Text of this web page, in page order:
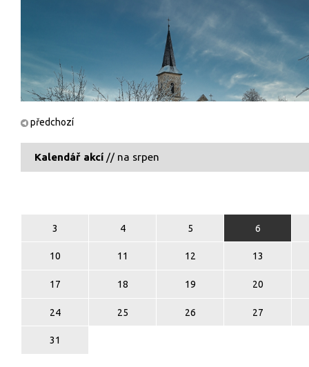
předchozí
Kalendář akcí // na srpen
3 4 5 6
10 11 12 13
17 18 19 20
24 25 26 27
31